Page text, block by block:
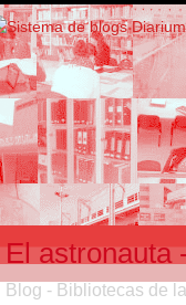
El astronauta
Blog - Bibliotecas de